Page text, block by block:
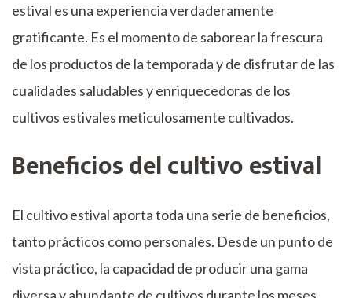
estival es una experiencia verdaderamente
gratificante. Es el momento de saborear la frescura
de los productos de la temporada y de disfrutar de las
cualidades saludables y enriquecedoras de los
cultivos estivales meticulosamente cultivados.
Beneficios del cultivo estival
El cultivo estival aporta toda una serie de beneficios,
tanto prácticos como personales. Desde un punto de
vista práctico, la capacidad de producir una gama